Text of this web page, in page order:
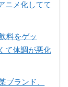
ニメ化してて
料をゲッ
て体調が悪化
ブランド、